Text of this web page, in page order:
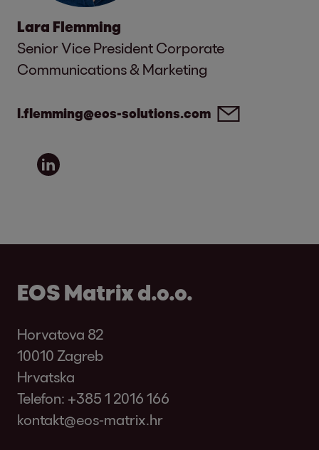
Lara Flemming
Senior Vice President Corporate
Communications & Marketing
l.flemming@eos-solutions.com
EOS Matrix d.o.o.
Horvatova 82
10010 Zagreb
Hrvatska
Telefon: +385 1 2016 166
kontakt@eos-matrix.hr